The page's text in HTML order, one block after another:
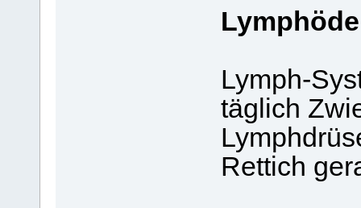
Lymph-
täglich
Rettich